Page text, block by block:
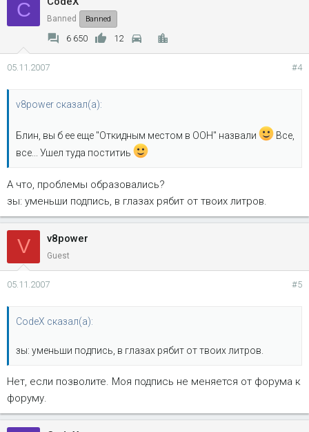
C Banned Banned
6 650 12
05.11.2007 #4
v8power сказал(а):
Блин, вы б ее еще "Откидным местом в ООН" назвали
Все,
все... Ушел туда поститиь
А что, проблемы образовались?
зы: уменьши подпись, в глазах рябит от твоих литров.
V v8power
Guest
05.11.2007 #5
CodeX сказал(а):
зы: уменьши подпись, в глазах рябит от твоих литров.
Нет, если позволите. Моя подпись не меняется от форума к
форуму.